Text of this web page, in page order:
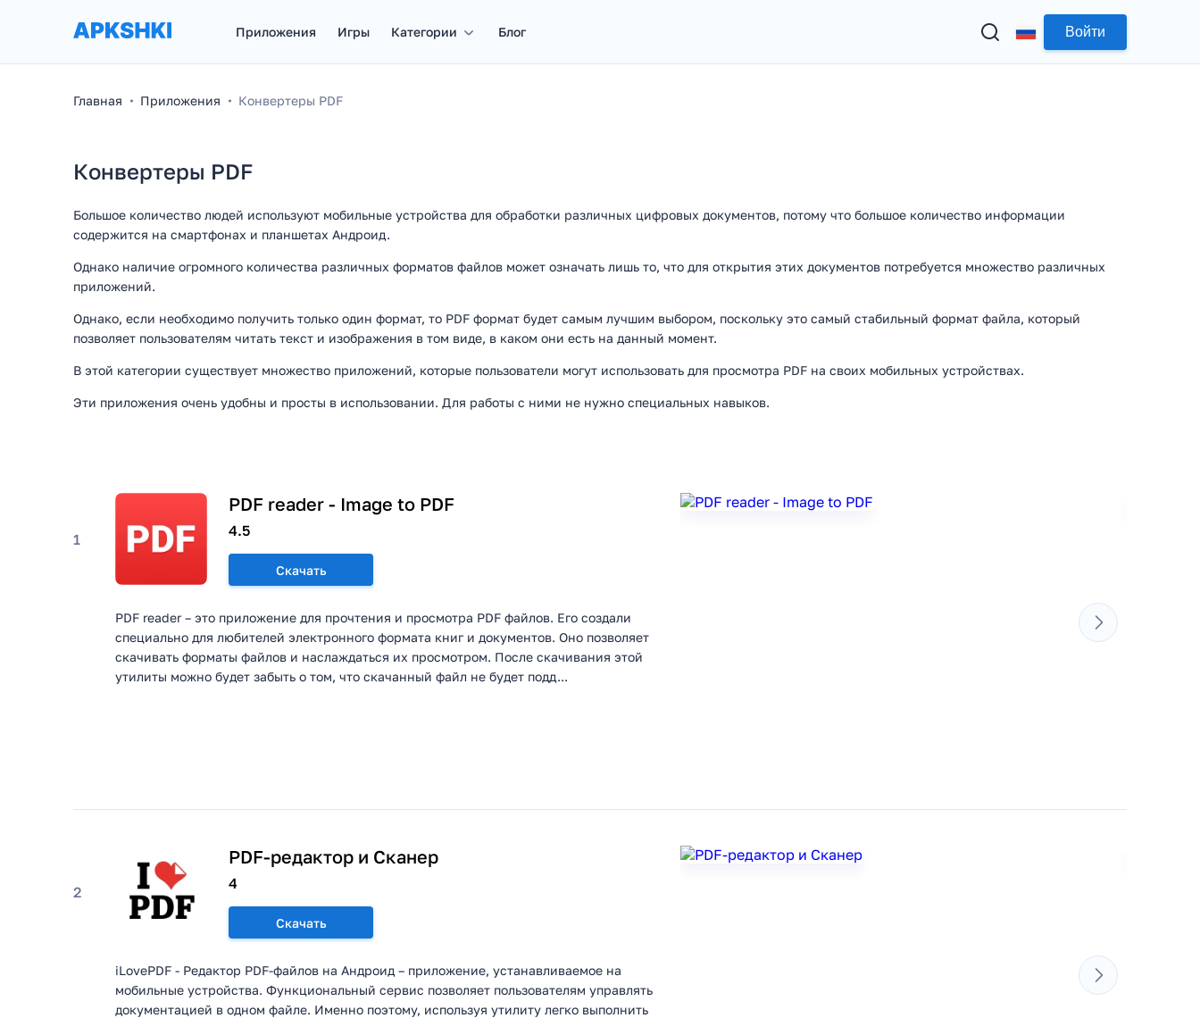
Приложения Игры Категории Блог Войти
Главная Приложения Конвертеры PDF
Конвертеры PDF
Большое количество людей используют мобильные устройства для обработки различных цифровых документов, потому что большое количество информации
содержится на смартфонах и планшетах Андроид.
Однако наличие огромного количества различных форматов файлов может означать лишь то, что для открытия этих документов потребуется множество различных
приложений.
Однако, если необходимо получить только один формат, то PDF формат будет самым лучшим выбором, поскольку это самый стабильный формат файла, который
позволяет пользователям читать текст и изображения в том виде, в каком они есть на данный момент.
В этой категории существует множество приложений, которые пользователи могут использовать для просмотра PDF на своих мобильных устройствах.
Эти приложения очень удобны и просты в использовании. Для работы с ними не нужно специальных навыков.
1
PDF reader - Image to PDF
4.5
Скачать
PDF reader – это приложение для прочтения и просмотра PDF файлов. Его создали
специально для любителей электронного формата книг и документов. Оно позволяет
скачивать форматы файлов и наслаждаться их просмотром. После скачивания этой
утилиты можно будет забыть о том, что скачанный файл не будет подд...
2
PDF-редактор и Сканер
4
Скачать
iLovePDF - Редактор PDF-файлов на Андроид – приложение, устанавливаемое на
мобильные устройства. Функциональный сервис позволяет пользователям управлять
документацией в одном файле. Именно поэтому, используя утилиту легко выполнить